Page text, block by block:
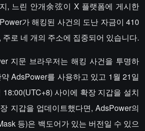
, 느린 안개余弦이 X 플랫폼에 게시한
가 해킹된 사건의 도난 자금이 410
로 네 개의 주소에 집중되어 있습니다.
지문 브라우저는 해킹 사건을 투명하
AdsPower를 사용하고 있고 1월 21일
사이에 확장 지갑을 설치
지갑을 업데이트했다면, AdsPower의
등)은 백도어가 있는 버전일 수 있으